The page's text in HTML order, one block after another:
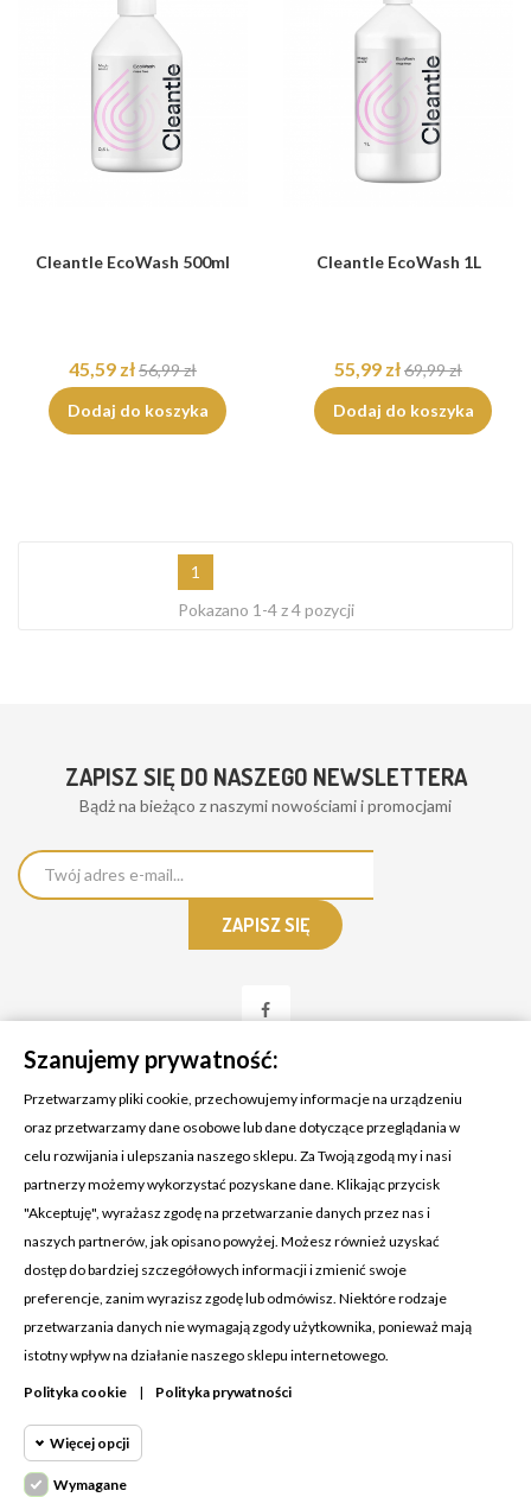
Cleantle EcoWash 500ml
45,59 zł56,99 zł
Dodaj do koszyka
Cleantle EcoWash 1L
55,99 zł69,99 zł
Dodaj do koszyka
1
Pokazano 1-4 z 4 pozycji
ZAPISZ SIĘ DO NASZEGO NEWSLETTERA
Bądż na bieżąco z naszymi nowościami i promocjami
KONTAKT Z NAMI
Adres:
Cosmetic4car
Budzisz 73A
39-200 Dębica
Dominik:
Klaudia: +48 730634730
MOJE KONTO
Szanujemy prywatność:
Przetwarzamy pliki cookie, przechowujemy informacje na urządzeniu
oraz przetwarzamy dane osobowe lub dane dotyczące przeglądania w
celu rozwijania i ulepszania naszego sklepu. Za Twoją zgodą my i nasi
partnerzy możemy wykorzystać pozyskane dane. Klikając przycisk
"Akceptuję", wyrażasz zgodę na przetwarzanie danych przez nas i
naszych partnerów, jak opisano powyżej. Możesz również uzyskać
dostęp do bardziej szczegółowych informacji i zmienić swoje
preferencje, zanim wyrazisz zgodę lub odmówisz. Niektóre rodzaje
przetwarzania danych nie wymagają zgody użytkownika, ponieważ mają
istotny wpływ na działanie naszego sklepu internetowego.
Polityka cookie | Polityka prywatności
Więcej opcji
Wymagane